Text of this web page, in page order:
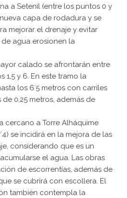
a Setenil (entre los puntos 0 y
capa de rodadura y se
mejorar el drenaje y evitar
agua erosionen la
calado se afrontarán entre
1,5 y 6. En este tramo la
los 6´5 metros con carriles
0,25 metros, además de
cercano a Torre Alháquime
se incidirá en la mejora de las
considerando que es un
el agua. Las obras
de escorrentías, además de
se cubrirá con escollera. El
también contempla la